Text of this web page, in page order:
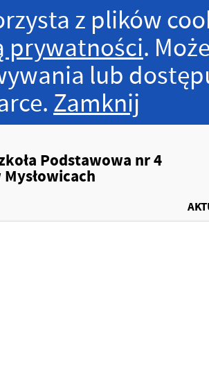
z plików
prywatności.
lub
Zamknij
Podstawowa nr 4
Mysłowicach